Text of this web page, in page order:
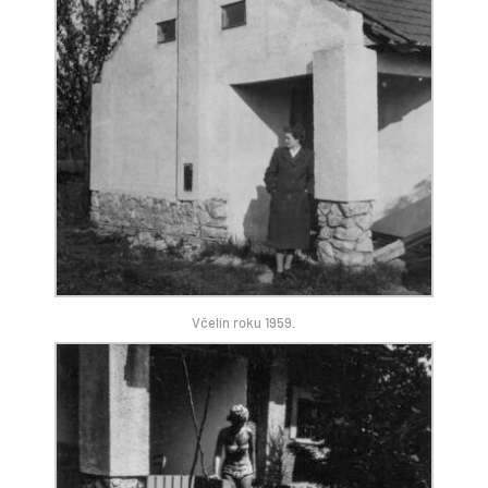
Včelín roku 1959.